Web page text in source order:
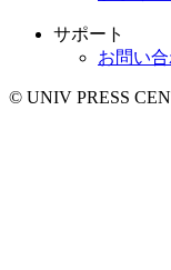
サポート
お問い
© UNIV PRESS